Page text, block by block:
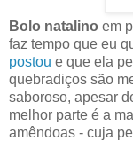
Bolo natalino em
faz tempo que eu
postou e que ela
quebradiços são
saboroso, apesar
melhor parte é a
amêndoas - cuja